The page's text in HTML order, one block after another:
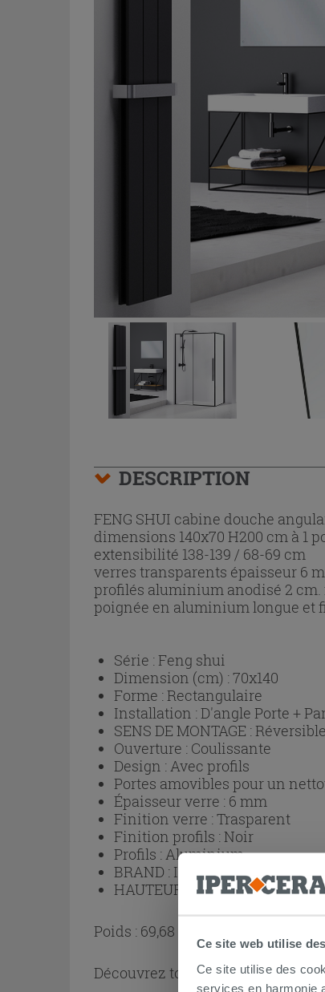
Ce site web utilise
Ce site utilise des
services en harmonie
DESCRIPTION
FENG SHUI cabine douche
dimensions 140x70 H200 cm à 1
extensibilité 138-139 / 68-69 cm
verres transparents épaisseur 6
profilés aluminium anodisé 2
poignée en aluminium longue et
Série :Feng shui
Dimension (cm) :70x140
Forme :Rectangulaire
Installation :D'angle Porte +
SENS DE MONTAGE :Réversible
Ouverture : Coulissante
Design :Avec profils
Portes amovibles pour un
Épaisseur verre : 6 mm
Finition verre :Trasparent
Finition profils :Noir
Profils :Aluminium
BRAND : IPERCERAMICA
HAUTEUR (cm) :200
Poids : 69,68 kg
Découvrez toute la collection